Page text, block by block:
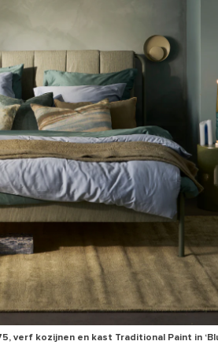
verf kozijnen en kast Traditional Paint in